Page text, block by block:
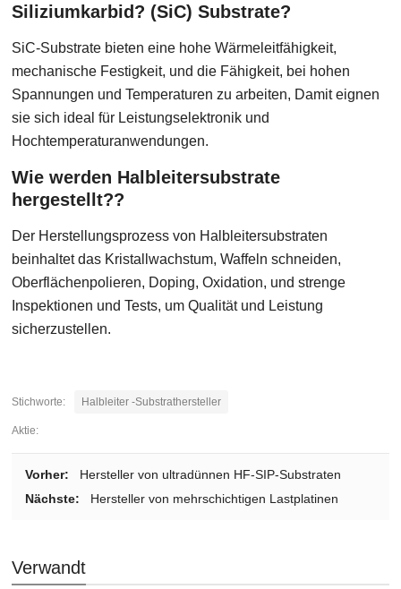
Siliziumkarbid? (SiC) Substrate?
SiC-Substrate bieten eine hohe Wärmeleitfähigkeit,
mechanische Festigkeit, und die Fähigkeit, bei hohen
Spannungen und Temperaturen zu arbeiten, Damit eignen
sie sich ideal für Leistungselektronik und
Hochtemperaturanwendungen.
Wie werden Halbleitersubstrate
hergestellt??
Der Herstellungsprozess von Halbleitersubstraten
beinhaltet das Kristallwachstum, Waffeln schneiden,
Oberflächenpolieren, Doping, Oxidation, und strenge
Inspektionen und Tests, um Qualität und Leistung
sicherzustellen.
Stichworte: Halbleiter -Substrathersteller
Aktie:
Vorher:
Hersteller von ultradünnen HF-SIP-Substraten
Nächste:
Hersteller von mehrschichtigen Lastplatinen
Verwandt